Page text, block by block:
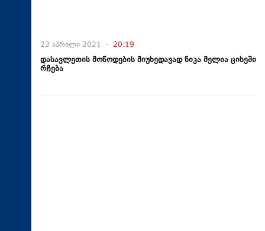
23 აპრილი 2021 - 20:19
დასავლეთის მოწოდების მიუხედავად ნიკა მელია ციხეში
რჩება